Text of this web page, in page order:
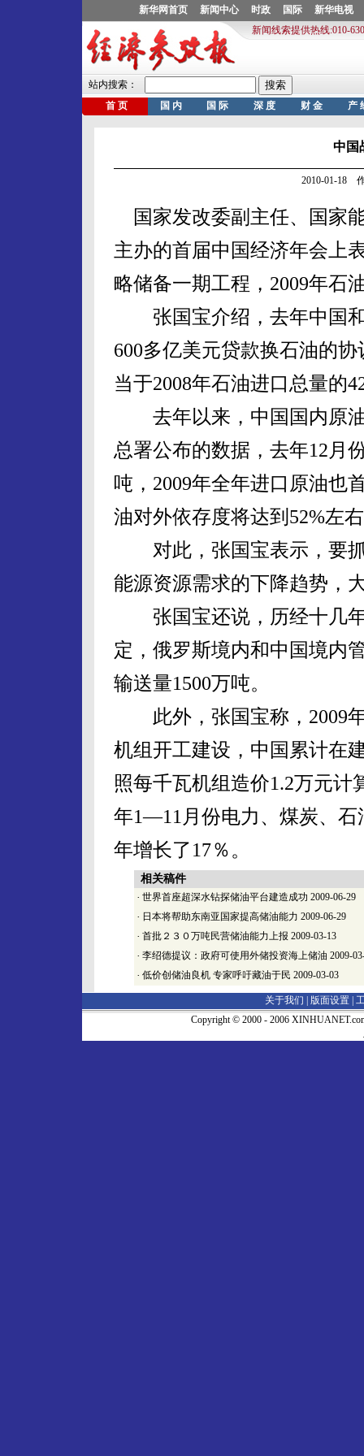
中国
2010-01-18
国家发改委副主任、国家
主办的首届中国经济年会上
略储备一期工程，2009年石
张国宝介绍，去年中国和
600多亿美元贷款换石油的
当于2008年石油进口总量的
去年以来，中国国内原油
总署公布的数据，去年12月
吨，2009年全年进口原油也
油对外依存度将达到52%左
对此，张国宝表示，要抓
能源资源需求的下降趋势，
张国宝还说，历经十几年
定，俄罗斯境内和中国境内
输送量1500万吨。
此外，张国宝称，2009年
机组开工建设，中国累计在
照每千瓦机组造价1.2万元计
年1—11月份电力、煤炭、石
年增长了17％。
相关稿件
· 世界首座超深水钻探储油平台建造成功 2009-06-29
· 日本将帮助东南亚国家提高储油能力 2009-06-29
· 首批２３０万吨民营储油能力上报 2009-03-13
· 李绍德提议：政府可使用外储投资海上储油 2009-
· 低价创储油良机 专家呼吁藏油于民 2009-03-03
关于我们 | 版面设置
Copyright © 2000 - 2006